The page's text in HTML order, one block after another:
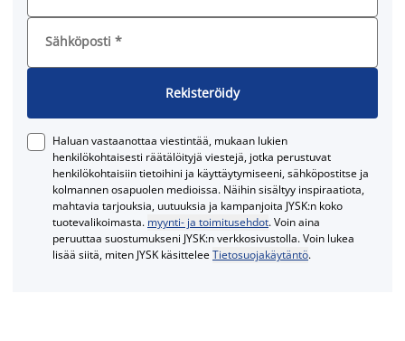
Sähköposti *
Rekisteröidy
Haluan vastaanottaa viestintää, mukaan lukien
henkilökohtaisesti räätälöityjä viestejä, jotka perustuvat
henkilökohtaisiin tietoihini ja käyttäytymiseeni, sähköpostitse ja
kolmannen osapuolen medioissa. Näihin sisältyy inspiraatiota,
mahtavia tarjouksia, uutuuksia ja kampanjoita JYSK:n koko
tuotevalikoimasta. myynti- ja toimitusehdot. Voin aina
peruuttaa suostumukseni JYSK:n verkkosivustolla. Voin lukea
lisää siitä, miten JYSK käsitteleeTietosuojakäytäntö.